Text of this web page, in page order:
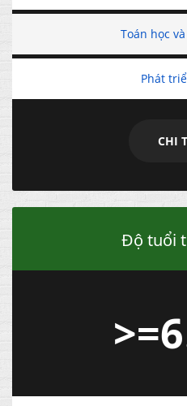
Toán học
Phát
CHI
Độ tuổi
>=6